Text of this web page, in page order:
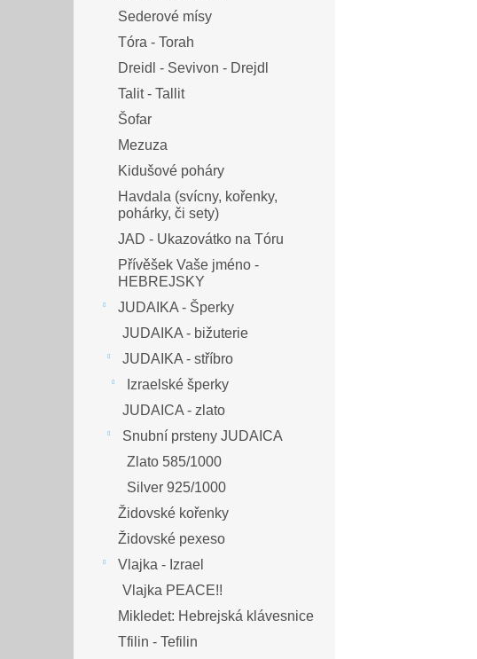
Sederové mísy
Tóra - Torah
Dreidl - Sevivon - Drejdl
Talit - Tallit
Šofar
Mezuza
Kidušové poháry
Havdala (svícny, kořenky,
pohárky, či sety)
JAD - Ukazovátko na Tóru
Přívěšek Vaše jméno -
HEBREJSKY
JUDAIKA - Šperky
JUDAIKA - bižuterie
JUDAIKA - stříbro
Izraelské šperky
JUDAICA - zlato
Snubní prsteny JUDAICA
Zlato 585/1000
Silver 925/1000
Židovské kořenky
Židovské pexeso
Vlajka - Izrael
Vlajka PEACE!!
Mikledet: Hebrejská klávesnice
Tfilin - Tefilin